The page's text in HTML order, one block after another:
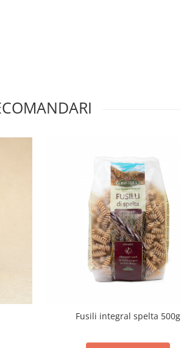
Fusili integral spelta 500g